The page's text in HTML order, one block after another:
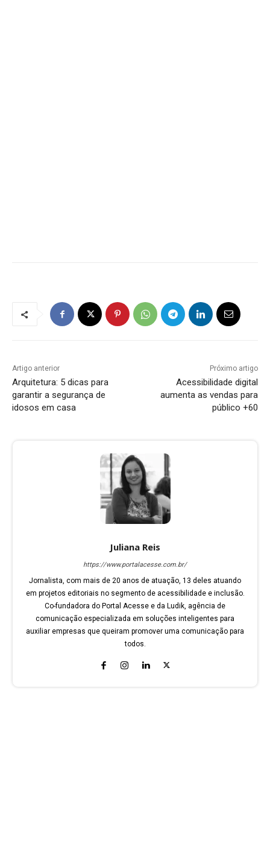
Artigo anterior
Arquitetura: 5 dicas para
garantir a segurança de
idosos em casa
Próximo artigo
Acessibilidade digital
aumenta as vendas para
público +60
Juliana Reis
https://www.portalacesse.com.br/
Jornalista, com mais de 20 anos de atuação, 13 deles atuando
em projetos editoriais no segmento de acessibilidade e inclusão.
Co-fundadora do Portal Acesse e da Ludik, agência de
comunicação especializada em soluções inteligentes para
auxiliar empresas que queiram promover uma comunicação para
todos.